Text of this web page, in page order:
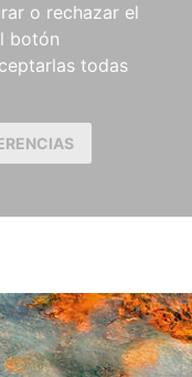
o rechazar el
botón
todas